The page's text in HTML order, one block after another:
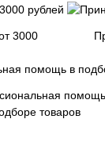
3000
товаров